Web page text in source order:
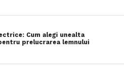
Cum alegi unealta
prelucrarea lemnului